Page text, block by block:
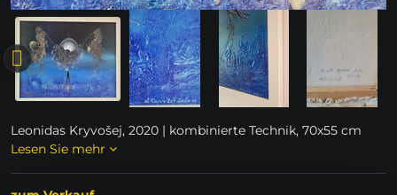
Leonidas Kryvošej, 2020 | kombinierte Technik, 70x55 cm
Lesen Sie mehr